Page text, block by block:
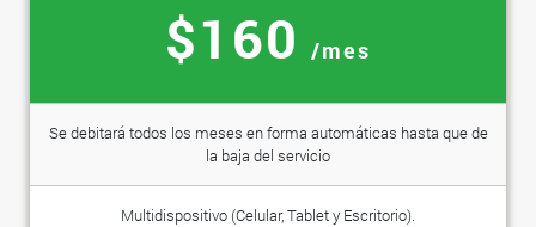
$160 /mes
Se debitará todos los meses en forma automáticas hasta que de
la baja del servicio
Multidispositivo (Celular, Tablet y Escritorio).